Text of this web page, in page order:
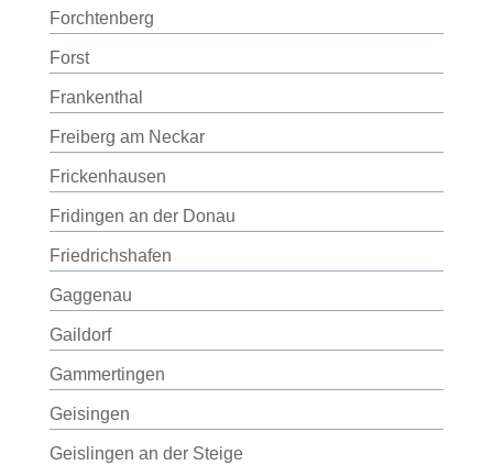
Forchtenberg
Forst
Frankenthal
Freiberg am Neckar
Frickenhausen
Fridingen an der Donau
Friedrichshafen
Gaggenau
Gaildorf
Gammertingen
Geisingen
Geislingen an der Steige